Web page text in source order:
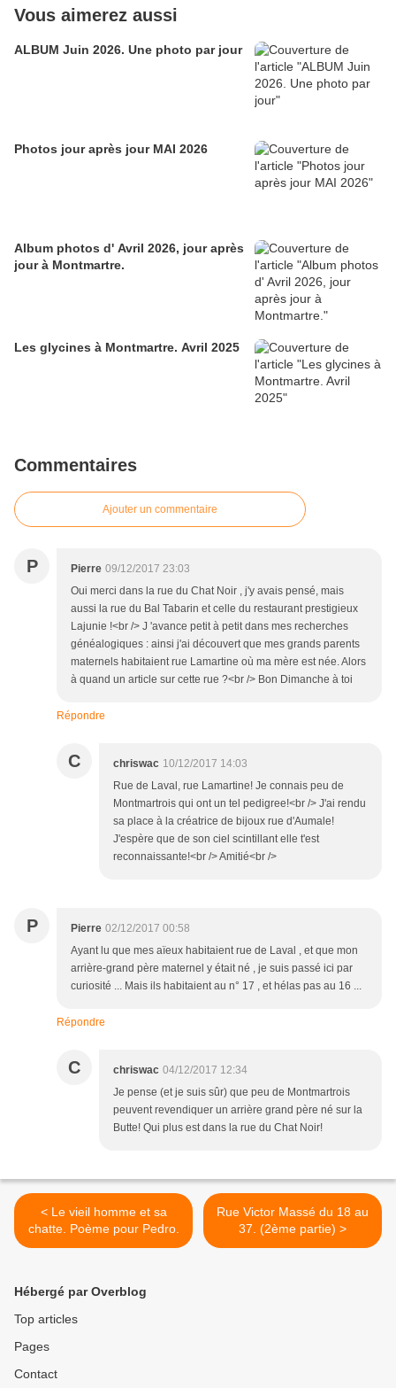
Vous aimerez aussi
ALBUM Juin 2026. Une photo par jour
Photos jour après jour MAI 2026
Album photos d' Avril 2026, jour après
jour à Montmartre.
Les glycines à Montmartre. Avril 2025
Commentaires
Ajouter un commentaire
P Pierre 09/12/2017 23:03
Oui merci dans la rue du Chat Noir , j'y avais pensé, mais
aussi la rue du Bal Tabarin et celle du restaurant prestigieux
Lajunie !<br /> J 'avance petit à petit dans mes recherches
généalogiques : ainsi j'ai découvert que mes grands parents
maternels habitaient rue Lamartine où ma mère est née. Alors
à quand un article sur cette rue ?<br /> Bon Dimanche à toi
Répondre
C chriswac 10/12/2017 14:03
Rue de Laval, rue Lamartine! Je connais peu de
Montmartrois qui ont un tel pedigree!<br /> J'ai rendu
sa place à la créatrice de bijoux rue d'Aumale!
J'espère que de son ciel scintillant elle t'est
reconnaissante!<br /> Amitié<br />
P Pierre 02/12/2017 00:58
Ayant lu que mes aïeux habitaient rue de Laval , et que mon
arrière-grand père maternel y était né , je suis passé ici par
curiosité ... Mais ils habitaient au n° 17 , et hélas pas au 16 ...
Répondre
C chriswac 04/12/2017 12:34
Je pense (et je suis sûr) que peu de Montmartrois
peuvent revendiquer un arrière grand père né sur la
Butte! Qui plus est dans la rue du Chat Noir!
< Le vieil homme et sa
chatte. Poème pour Pedro.
Rue Victor Massé du 18 au
37. (2ème partie) >
Hébergé par Overblog
Top articles
Pages
Contact